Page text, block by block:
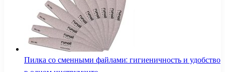
Пилка со сменными файлами: гигиеничность и удобство